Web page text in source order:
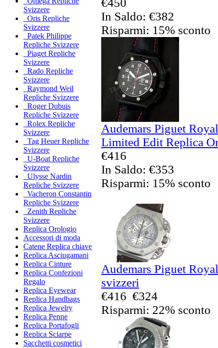
Svizzere
Oris Repliche
Svizzere
Patek Philippe
Repliche Svizzere
Piaget Repliche
Svizzere
Rado Repliche
Svizzere
Raymond Weil
Repliche Svizzere
Roger Dubuis
Repliche Svizzere
Rolex Repliche
Svizzere
Tag Heuer Repliche
Svizzere
U-Boat Repliche
Svizzere
Ulysse Nardin
Repliche Svizzere
Vacheron Constantin
Repliche Svizzere
Zenith Repliche
Svizzere
Replica Orologio
Accessori di moda
Catene Replica chiave
Replica Asciugamani
Replica Cinture
Replica Confezioni
Regalo
Replica Eyewear
Replica Handbags
Replica Jewelry
Replica Penne
Replica Portafogli
Replica Sciarpe
Sacchetti cosmetici
In Saldo: €382
Risparmi: 15% sconto
Audemars Piguet
Limited Edit Replica
€416
In Saldo: €353
Risparmi: 15% sconto
Audemars Piguet
svizzeri
€416 €324
Risparmi: 22% sconto